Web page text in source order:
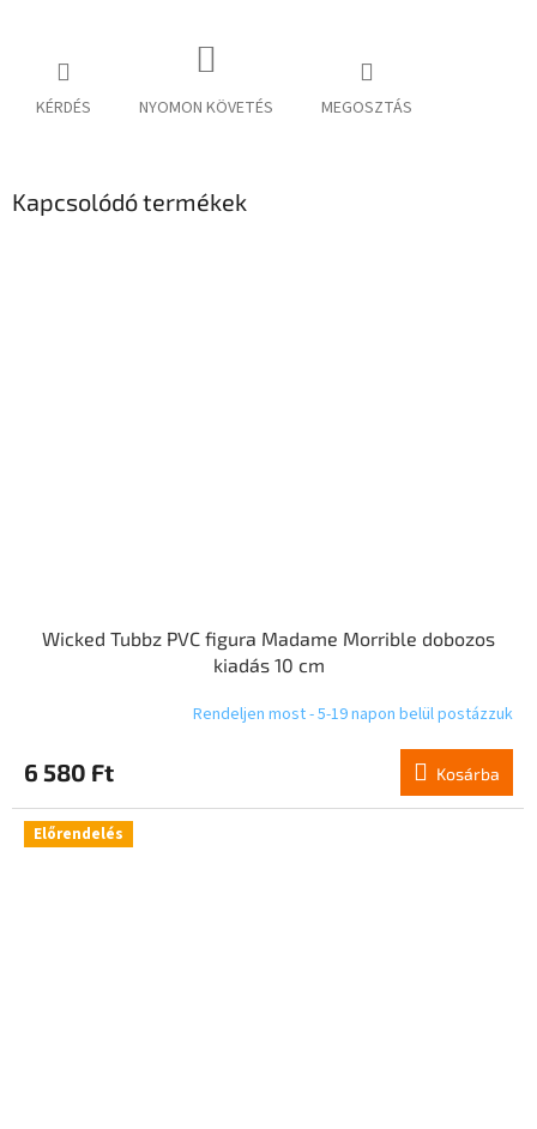
KÉRDÉS NYOMON KÖVETÉS MEGOSZTÁS
Kapcsolódó termékek
Wicked Tubbz PVC figura Madame Morrible dobozos
kiadás 10 cm
Rendeljen most - 5-19 napon belül postázzuk
6 580 Ft Kosárba
Előrendelés